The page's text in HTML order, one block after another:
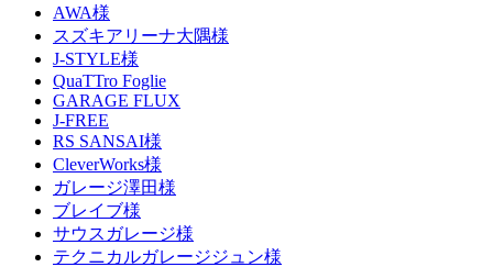
AWA様
スズキアリーナ大隅様
J-STYLE様
QuaTTro Foglie
GARAGE FLUX
J-FREE
RS SANSAI様
CleverWorks様
ガレージ澤田様
ブレイブ様
サウスガレージ様
テクニカルガレージジュン様